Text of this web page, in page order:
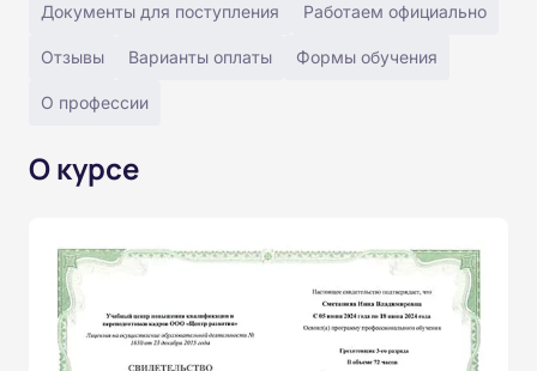
Документы для поступления Работаем официально
Отзывы Варианты оплаты Формы обучения
О профессии
О курсе